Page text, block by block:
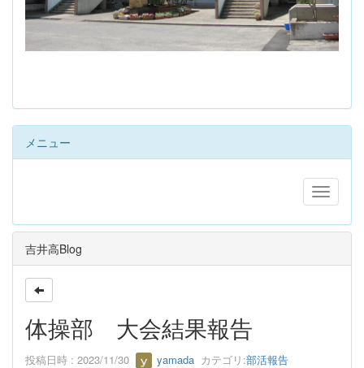
メニュー
吉井高Blog
体操部 大会結果報告
投稿日時 : 2023/11/30 yamada カテゴリ:部活報告